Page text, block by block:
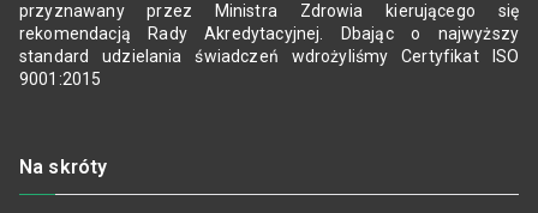
przyznawany przez Ministra Zdrowia kierującego się
rekomendacją Rady Akredytacyjnej. Dbając o najwyższy
standard udzielania świadczeń wdrożyliśmy Certyfikat ISO
9001:2015
Na skróty